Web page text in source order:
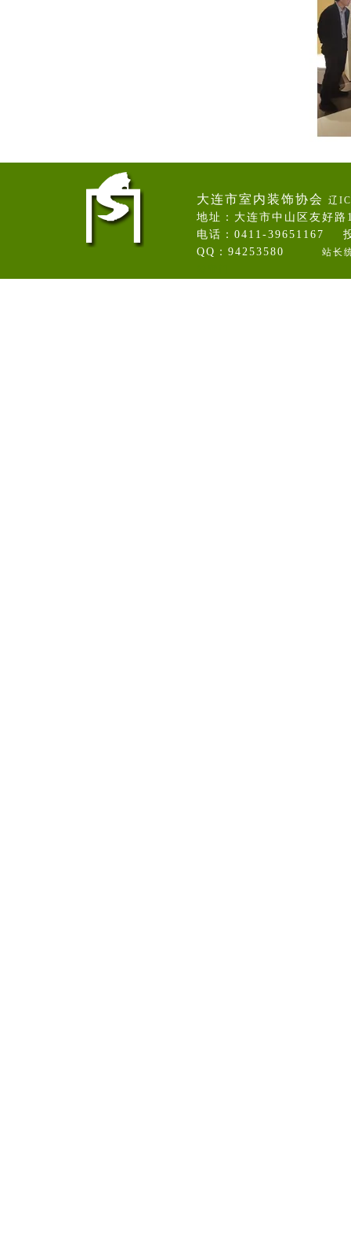
大连市室内装饰协会 辽
地址：大连市中山区友好
电话：0411-39651167
QQ：94253580 站长